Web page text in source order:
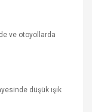
ve otoyollarda
düşük ışık